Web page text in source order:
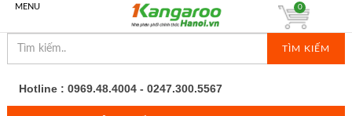
MENU
TÌM KIẾM
0
Hotline : 0969.48.4004 - 0247.300.5567